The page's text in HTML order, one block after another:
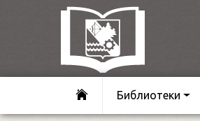
Библиотеки